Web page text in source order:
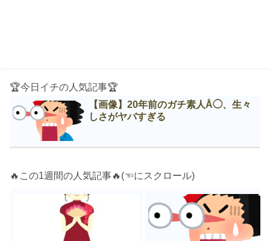
🏆今日イチの人気記事🏆
【画像】20年前のガチ素人Å◯、生々
しさがヤバすぎる
🔥この1週間の人気記事🔥(☜にスクロール)